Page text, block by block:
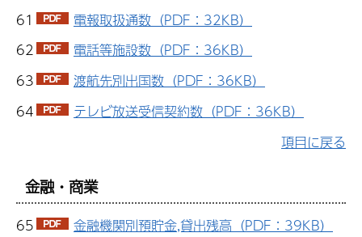
61
電報取扱通数（PDF：32KB）
62
電話等施設数（PDF：36KB）
63
渡航先別出国数（PDF：36KB）
64
テレビ放送受信契約数（PDF：36KB）
項目に戻る
金融・商業
65
金融機関別預貯金,貸出残高（PDF：39KB）